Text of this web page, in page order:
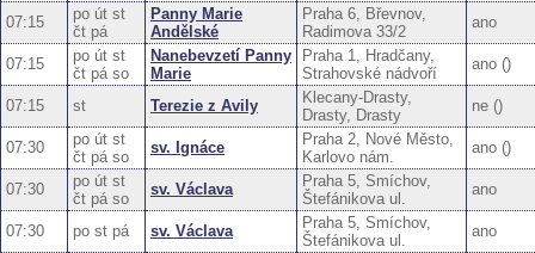
07:15
po út st
čt pá
Panny Marie
Andělské
Praha 6, Břevnov,
Radimova 33/2
ano
07:15
po út st
čt pá so
Nanebevzetí Panny
Marie
Praha 1, Hradčany,
Strahovské nádvoří
ano ()
07:15 st Terezie z Avily
Klecany-Drasty,
Drasty, Drasty
ne ()
07:30
po út st
čt pá so
sv. Ignáce
Praha 2, Nové Město,
Karlovo nám.
ano ()
07:30
po út st
čt pá so
sv. Václava
Praha 5, Smíchov,
Štefánikova ul.
ano
07:30 po st pá sv. Václava
Praha 5, Smíchov,
Štefánikova ul.
ano